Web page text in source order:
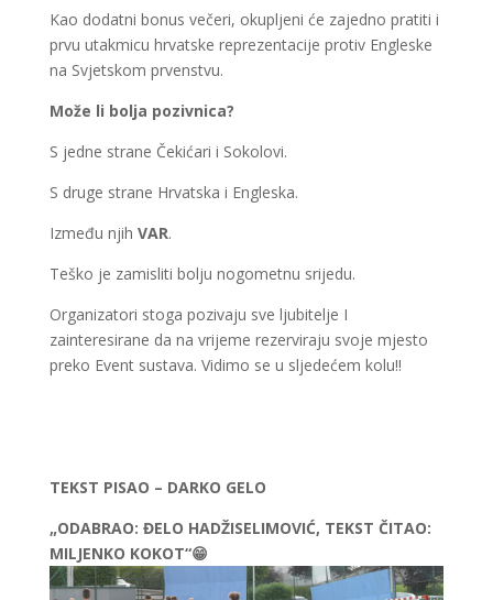
Kao dodatni bonus večeri, okupljeni će zajedno pratiti i
prvu utakmicu hrvatske reprezentacije protiv Engleske
na Svjetskom prvenstvu.
Može li bolja pozivnica?
S jedne strane Čekićari i Sokolovi.
S druge strane Hrvatska i Engleska.
Između njih VAR.
Teško je zamisliti bolju nogometnu srijedu.
Organizatori stoga pozivaju sve ljubitelje I
zainteresirane da na vrijeme rezerviraju svoje mjesto
preko Event sustava. Vidimo se u sljedećem kolu!!
TEKST PISAO – DARKO GELO
„ODABRAO: ĐELO HADŽISELIMOVIĆ, TEKST ČITAO:
MILJENKO KOKOT“😁